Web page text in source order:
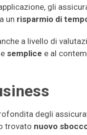
gli
un risparmio di
a livello di
e semplice e al
degli
trovato nuovo